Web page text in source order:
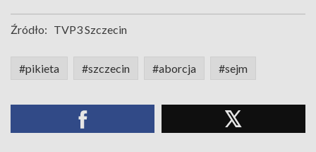
Źródło: TVP3 Szczecin
#pikieta #szczecin #aborcja #sejm